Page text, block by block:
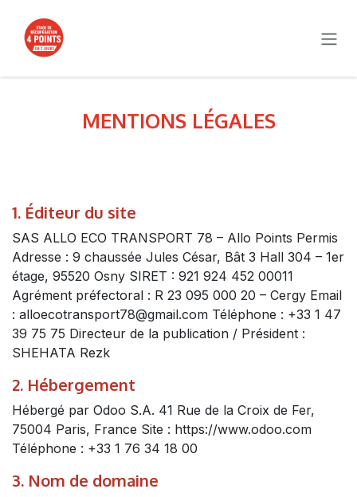
MENTIONS LÉGALES
1. Éditeur du site
SAS ALLO ECO TRANSPORT 78 – Allo Points Permis
Adresse : 9 chaussée Jules César, Bât 3 Hall 304 – 1er
étage, 95520 Osny SIRET : 921 924 452 00011
Agrément préfectoral : R 23 095 000 20 – Cergy Email
: alloecotransport78@gmail.com Téléphone : +33 1 47
39 75 75 Directeur de la publication / Président :
SHEHATA Rezk
2. Hébergement
Hébergé par Odoo S.A. 41 Rue de la Croix de Fer,
75004 Paris, France Site : https://www.odoo.com
Téléphone : +33 1 76 34 18 00
3. Nom de domaine